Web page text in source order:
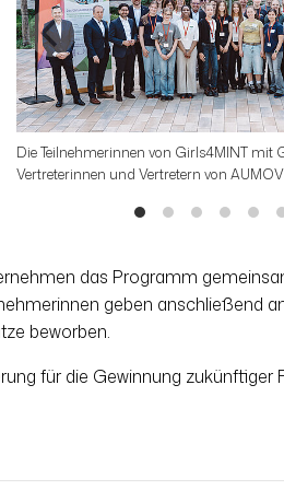
Die Teilnehmerinnen von Girls4MINT mit
Vertreterinnen und Vertretern von
das Programm
geben anschließend
beworben.
für die Gewinnung zukünftiger